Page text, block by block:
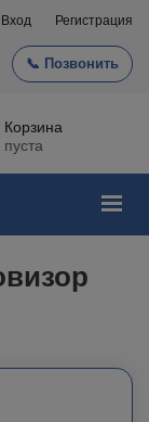
📞 Позвонить
Вход Регистрация
Корзина
пуста